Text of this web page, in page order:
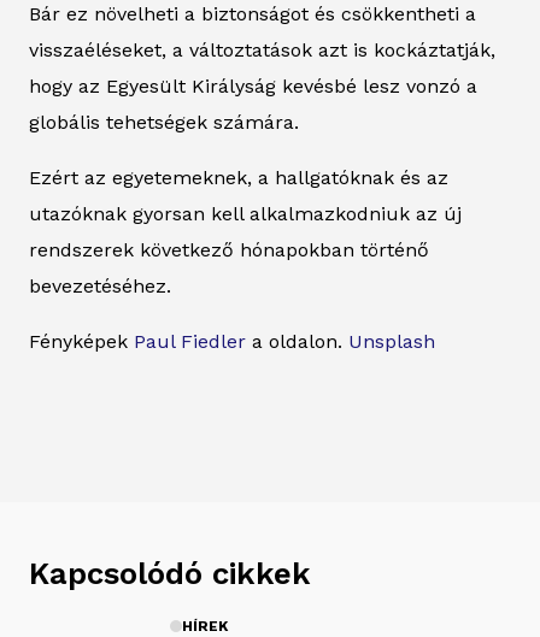
Bár ez növelheti a biztonságot és csökkentheti a
visszaéléseket, a változtatások azt is kockáztatják,
hogy az Egyesült Királyság kevésbé lesz vonzó a
globális tehetségek számára.
Ezért az egyetemeknek, a hallgatóknak és az
utazóknak gyorsan kell alkalmazkodniuk az új
rendszerek következő hónapokban történő
bevezetéséhez.
Fényképek Paul Fiedler a oldalon. Unsplash
Kapcsolódó cikkek
HÍREK